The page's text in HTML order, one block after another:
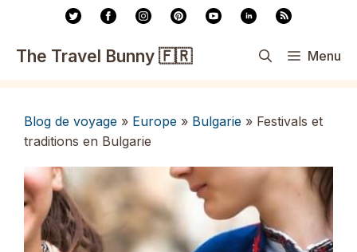
contenu
The Travel Bunny 🇫🇷 Menu
Blog de voyage » Europe » Bulgarie » Festivals et
traditions en Bulgarie